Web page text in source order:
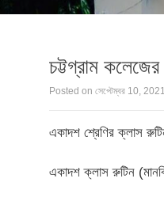
চট্টগ্রাম
Posted on সেপ্টেম্বর 10, 2021
একাদশ শ্রেণির ক্লাস
একাদশ ক্লাস রুটিন